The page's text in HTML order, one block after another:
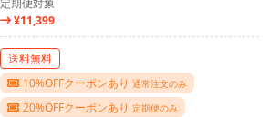
定期便対象
¥11,399
送料無料
10%OFFクーポンあり 通常注文のみ
20%OFFクーポンあり 定期便のみ